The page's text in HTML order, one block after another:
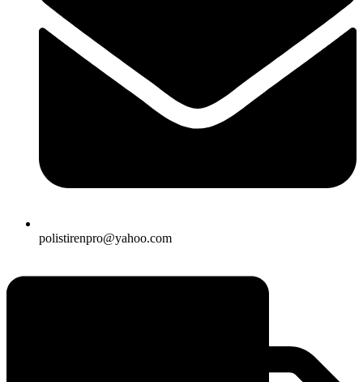
polistirenpro@yahoo.com